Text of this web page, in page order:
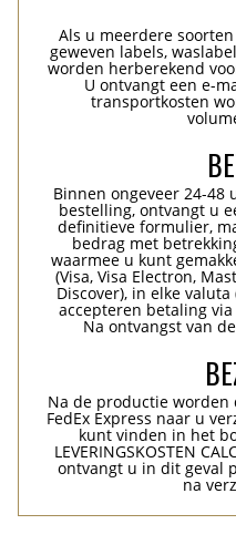
Als u meerdere
geweven labels,
worden herberekend
U ontvangt een e-
transportkosten
Binnen ongeveer 24-48
bestelling, ontvangt u
definitieve formulier,
bedrag met
waarmee u kunt
(Visa, Visa Electron,
Discover), in elke
accepteren betaling
Na ontvangst van
Na de productie
FedEx Express naar u
kunt vinden in het
LEVERINGSKOSTEN
ontvangt u in dit geval
na